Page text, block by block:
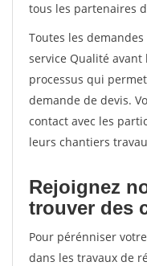
tous les partenaires
Toutes les
service Qualité avant
processus qui
demande de devis.
contact avec les
leurs chantiers
Rejoignez
trouver des
Pour pérénniser
dans les travaux de